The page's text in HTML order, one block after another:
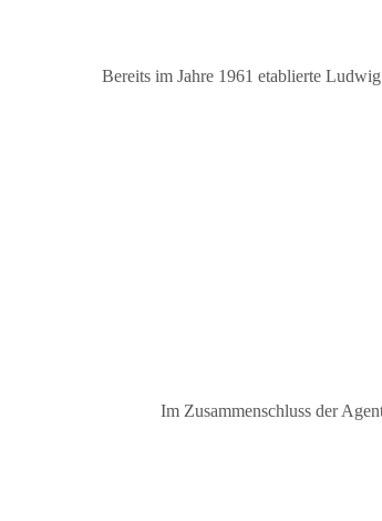
Bereits im Jahre 1961 etablierte
Im Zusammenschluss der